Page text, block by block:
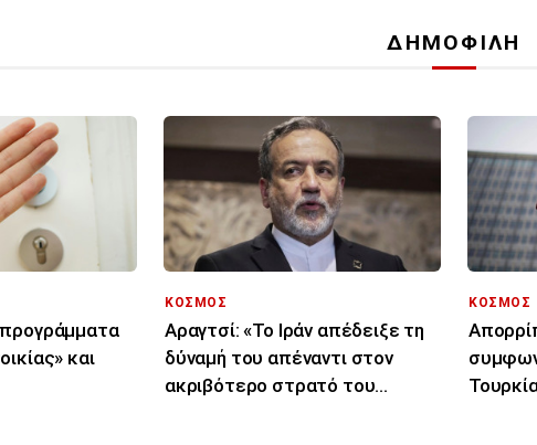
ΔΗΜΟΦΙΛΗ
και
ΚΟΣΜΟΣ
Αραγτσί: «Το Ιράν απέδειξε τη
δύναμή του απέναντι στον
ακριβότερο στρατό του
ΚΟΣΜΟΣ